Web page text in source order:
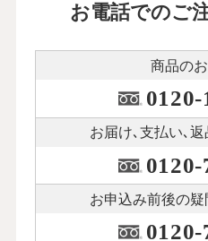
お電話でのご
商品の
0120-
お届け､支払い､ 返
0120-
お申込み前後の疑
0120-